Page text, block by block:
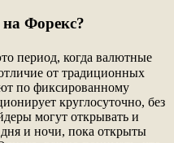
на Форекс?
период, когда валютные
от традиционных
по фиксированному
круглосуточно, без
могут открывать и
и ночи, пока открыты